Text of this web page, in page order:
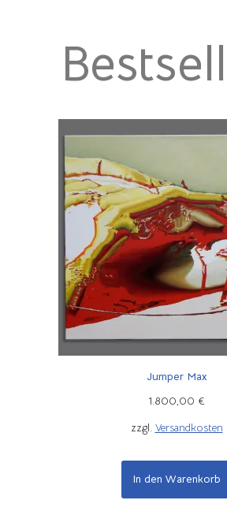
Jumper Max
1.800,00 €
zzgl. Versandkosten
In den Warenkorb